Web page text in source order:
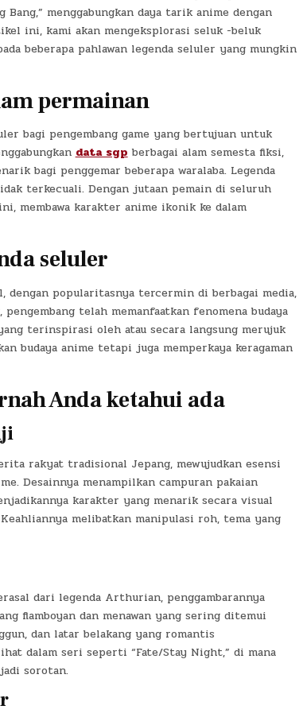
menggabungkan daya tarik anime dengan
ini, kami akan mengeksplorasi seluk -beluk
beberapa pahlawan legenda seluler yang mungkin
permainan
bagi pengembang game yang bertujuan untuk
data sgpberbagai alam semesta fiksi,
bagi penggemar beberapa waralaba. Legenda
terkecuali. Dengan jutaan pemain di seluruh
membawa karakter anime ikonik ke dalam
seluler
dengan popularitasnya tercermin di berbagai media,
telah memanfaatkan fenomena budaya
terinspirasi oleh atau secara langsung merujuk
budaya anime tetapi juga memperkaya keragaman
Anda ketahui ada
rakyat tradisional Jepang, mewujudkan esensi
Desainnya menampilkan campuran pakaian
karakter yang menarik secara visual
melibatkan manipulasi roh, tema yang
dari legenda Arthurian, penggambarannya
flamboyan dan menawan yang sering ditemui
dan latar belakang yang romantis
dalam seri seperti “Fate/Stay Night,” di mana
sorotan.